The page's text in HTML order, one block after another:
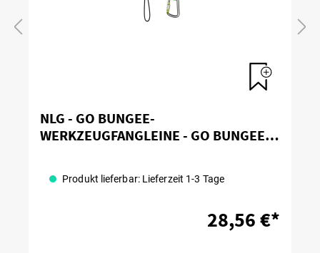
NLG - GO BUNGEE-
WERKZEUGFANGLEINE - GO BUNGEE
Produkt lieferbar: Lieferzeit 1-3 Tage
28,56 €*